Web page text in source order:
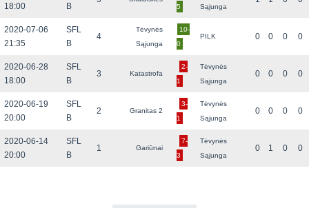
18:00 B
5
Sąjunga
2020-07-06
21:35
SFL
B
4
Tėvynės
Sąjunga
10-
0
PILK 0 0 0 0
2020-06-28
18:00
SFL
B
3 Katastrofa
2-
1
Tėvynės
Sąjunga
0 0 0 0
2020-06-19
20:00
SFL
B
2 Granitas 2
3-
1
Tėvynės
Sąjunga
0 0 0 0
2020-06-14
20:00
SFL
B
1 Gariūnai
7-
3
Tėvynės
Sąjunga
0 1 0 0